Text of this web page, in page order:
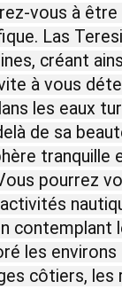
vous à
Las
créant
à vous
les eaux
de sa
tranquille
pourrez
contemplant
les
côtiers,